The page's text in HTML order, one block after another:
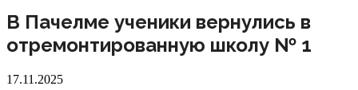
В Пачелме ученики вернулись в
отремонтированную школу № 1
17.11.2025